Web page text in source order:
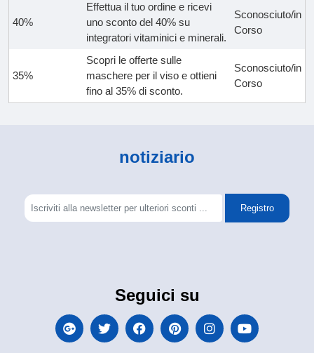
40%
Effettua il tuo ordine e ricevi
uno sconto del 40% su
integratori vitaminici e minerali.
Sconosciuto/in
Corso
35%
Scopri le offerte sulle
maschere per il viso e ottieni
fino al 35% di sconto.
Sconosciuto/in
Corso
notiziario
Registro
Seguici su